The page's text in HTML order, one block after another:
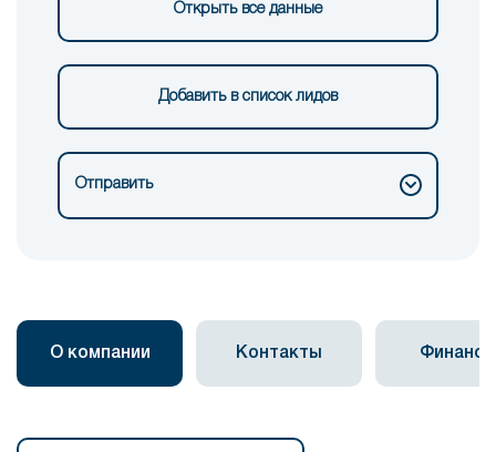
Открыть все данные
Добавить в список лидов
Отправить
О компании Контакты Финансы